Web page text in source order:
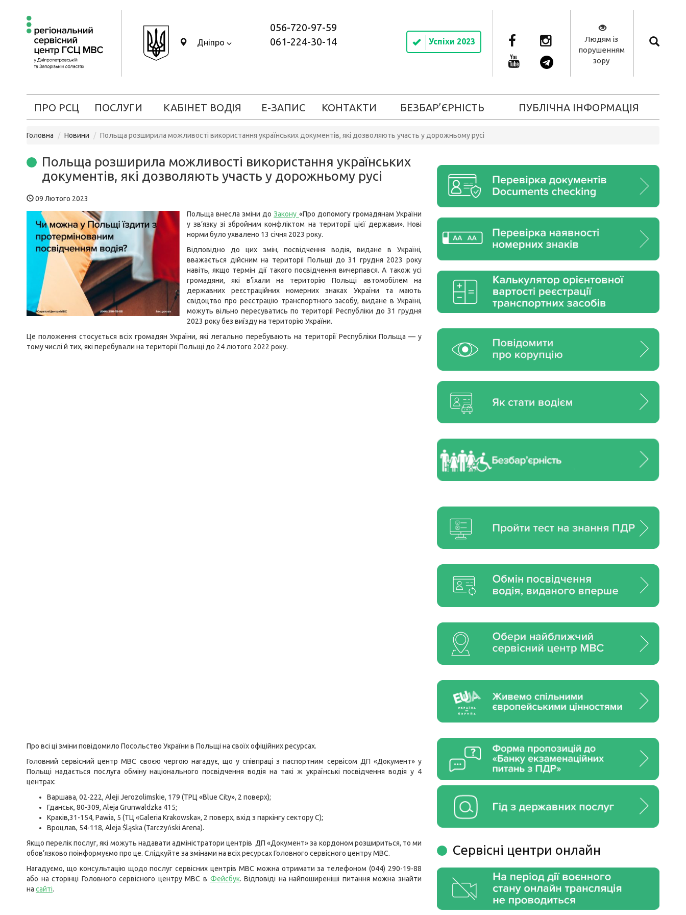
Дніпро
056-720-97-59
061-224-30-14
Успіхи 2023
Людям із
порушенням
зору
ПРО РСЦ ПОСЛУГИ КАБІНЕТ ВОДІЯ Е-ЗАПИС КОНТАКТИ БЕЗБАР’ЄРНІСТЬ ПУБЛІЧНА ІНФОРМАЦІЯ
Головна Новини Польща розширила можливості використання українських документів, які дозволяють участь у дорожньому русі
Польща розширила можливості використання українських
документів, які дозволяють участь у дорожньому русі
09 Лютого 2023
Польща внесла зміни до Закону «Про допомогу громадянам України
у зв’язку зі збройним конфліктом на території цієї держави». Нові
норми було ухвалено 13 січня 2023 року.
Відповідно до цих змін, посвідчення водія, видане в Україні,
вважається дійсним на території Польщі до 31 грудня 2023 року
навіть, якщо термін дії такого посвідчення вичерпався. А також усі
громадяни, які в’їхали на територію Польщі автомобілем на
державних реєстраційних номерних знаках України та мають
свідоцтво про реєстрацію транспортного засобу, видане в Україні,
можуть вільно пересуватись по території Республіки до 31 грудня
2023 року без виїзду на територію України.
Це положення стосується всіх громадян України, які легально перебувають на території Республіки Польща — у
тому числі й тих, які перебували на території Польщі до 24 лютого 2022 року.
Про всі ці зміни повідомило Посольство України в Польщі на своїх офіційних ресурсах.
Головний сервісний центр МВС своєю чергою нагадує, що у співпраці з паспортним сервісом ДП «Документ» у
Польщі надається послуга обміну національного посвідчення водія на такі ж українські посвідчення водія у 4
центрах:
Варшава, 02-222, Aleji Jerozolimskie, 179 (ТРЦ «Blue City», 2 поверх);
Гданськ, 80-309, Aleja Grunwaldzka 415;
Краків,31-154, Pawia, 5 (ТЦ «Galeria Krakowska», 2 поверх, вхід з паркінгу сектору С);
Вроцлав, 54-118, Aleja Śląska (Tarczyński Arena).
Якщо перелік послуг, які можуть надавати адміністратори центрів ДП «Документ» за кордоном розшириться, то ми
обов’язково поінформуємо про це. Слідкуйте за змінами на всіх ресурсах Головного сервісного центру МВС.
Нагадуємо, що консультацію щодо послуг сервісних центрів МВС можна отримати за телефоном (044) 290-19-88
або на сторінці Головного сервісного центру МВС в Фейсбук. Відповіді на найпоширеніші питання можна знайти
на сайті.
Сервiснi центри онлайн